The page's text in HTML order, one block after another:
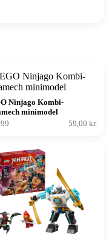
Ninjago Kombi-
minimodel
59,00 kr.